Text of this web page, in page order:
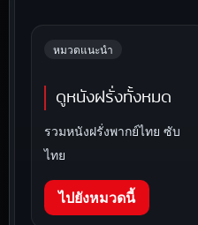
หมวดแนะนำ
ดูหนังฝรั่งทั้งหมด
รวมหนังฝรั่งพากย์ไทย ซับ
ไทย
ไปยังหมวดนี้